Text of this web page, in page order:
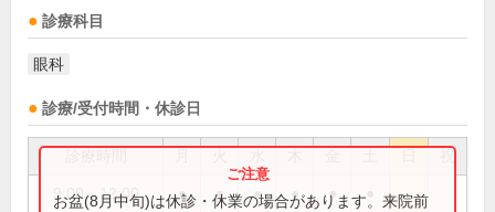
診療科目
眼科
診療/受付時間・休診日
祝
9:00～12:00 ● ● ● ● ●
お盆(8月中旬)は休診・休業の場合があります。来院前